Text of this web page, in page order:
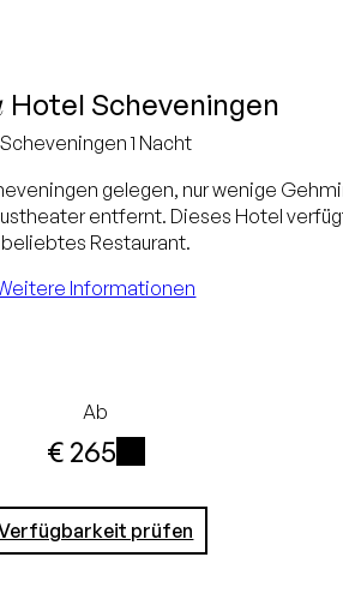
Hotel Scheveningen
Scheveningen1 Nacht
gelegen, nur wenige
entfernt. Dieses Hotel
beliebtes Restaurant.
Informationen
Ab
€ 265
prüfen